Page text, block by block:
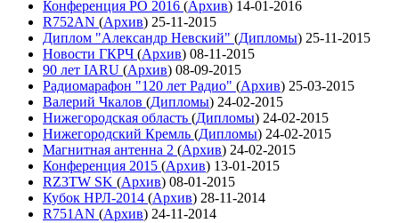
Конференция РО 2016 (Архив) 14-01-2016
R752AN (Архив) 25-11-2015
Диплом "Александр Невский" (Дипломы) 25-11-2015
Новости ГКРЧ (Архив) 08-11-2015
90 лет IARU (Архив) 08-09-2015
Радиомарафон "120 лет Радио" (Архив) 25-03-2015
Валерий Чкалов (Дипломы) 24-02-2015
Нижегородская область (Дипломы) 24-02-2015
Нижегородский Кремль (Дипломы) 24-02-2015
Магнитная антенна 2 (Архив) 24-02-2015
Конференция 2015 (Архив) 13-01-2015
RZ3TW SK (Архив) 08-01-2015
Кубок НРЛ-2014 (Архив) 28-11-2014
R751AN (Архив) 24-11-2014